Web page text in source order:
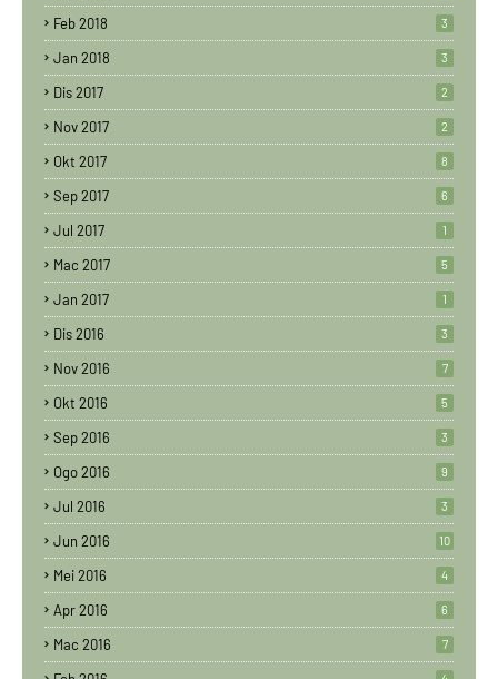
Feb 2018 3
Jan 2018 3
Dis 2017 2
Nov 2017 2
Okt 2017 8
Sep 2017 6
Jul 2017 1
Mac 2017 5
Jan 2017 1
Dis 2016 3
Nov 2016 7
Okt 2016 5
Sep 2016 3
Ogo 2016 9
Jul 2016 3
Jun 2016 10
Mei 2016 4
Apr 2016 6
Mac 2016 7